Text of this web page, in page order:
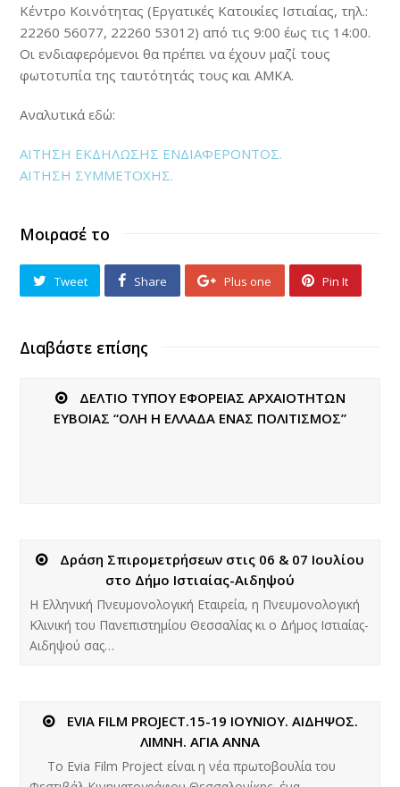
Κέντρο Κοινότητας (Εργατικές Κατοικίες Ιστιαίας, τηλ.:
22260 56077, 22260 53012) από τις 9:00 έως τις 14:00.
Οι ενδιαφερόμενοι θα πρέπει να έχουν μαζί τους
φωτοτυπία της ταυτότητάς τους και ΑΜΚΑ.
Αναλυτικά εδώ:
ΑΙΤΗΣΗ ΕΚΔΗΛΩΣΗΣ ΕΝΔΙΑΦΕΡΟΝΤΟΣ.
ΑΙΤΗΣΗ ΣΥΜΜΕΤΟΧΗΣ.
Μοιρασέ το
Tweet Share Plus one Pin It
Διαβάστε επίσης
ΔΕΛΤΙΟ ΤΥΠΟΥ ΕΦΟΡΕΙΑΣ ΑΡΧΑΙΟΤΗΤΩΝ
ΕΥΒΟΙΑΣ “ΟΛΗ Η ΕΛΛΑΔΑ ΕΝΑΣ ΠΟΛΙΤΙΣΜΟΣ”
Δράση Σπιρομετρήσεων στις 06 & 07 Ιουλίου
στο Δήμο Ιστιαίας-Αιδηψού
Η Ελληνική Πνευμονολογική Εταιρεία, η Πνευμονολογική
Κλινική του Πανεπιστημίου Θεσσαλίας κι ο Δήμος Ιστιαίας-
Αιδηψού σας…
EVIA FILM PROJECT.15-19 ΙΟΥΝΙΟΥ. ΑΙΔΗΨΟΣ.
ΛΙΜΝΗ. ΑΓΙΑ ΑΝΝΑ
Το Evia Film Project είναι η νέα πρωτοβουλία του